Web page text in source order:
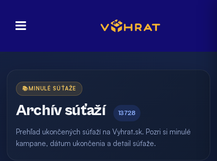
📚 MINULÉ SÚŤAŽE
Archív súťaží 13728
Prehľad ukončených súťaží na Vyhrat.sk. Pozri si minulé
kampane, dátum ukončenia a detail súťaže.